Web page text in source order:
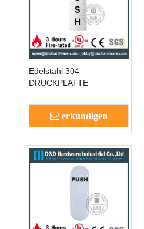
Edelstahl 304
DRUCKPLATTE
Außentüren aus Holz -
DSPP4
erkundigen